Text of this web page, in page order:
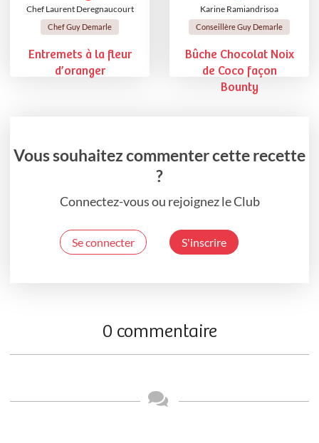
Chef Laurent Deregnaucourt
Chef Guy Demarle
Entremets à la fleur
d’oranger
Karine Ramiandrisoa
Conseillère Guy Demarle
Bûche Chocolat Noix
de Coco façon
Bounty
Vous souhaitez commenter cette recette
?
Connectez-vous ou rejoignez le Club
Se connecter S'inscrire
0 commentaire